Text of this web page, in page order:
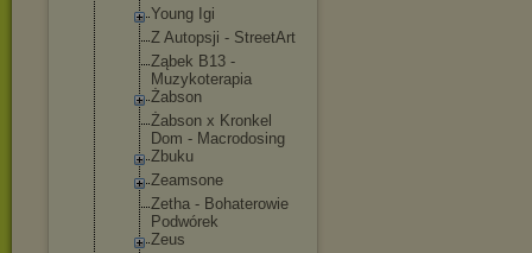
Young Igi
Z Autopsji - StreetArt
Ząbek B13 -
Muzykoterapia
Żabson
Żabson x Kronkel
Dom - Macrodosing
Zbuku
Zeamsone
Zetha - Bohaterowie
Podwórek
Zeus